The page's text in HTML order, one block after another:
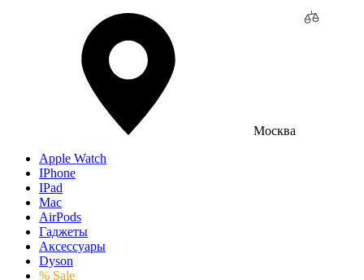
Москва
Apple Watch
IPhone
IPad
Mac
AirPods
Гаджеты
Аксессуары
Dyson
% Sale